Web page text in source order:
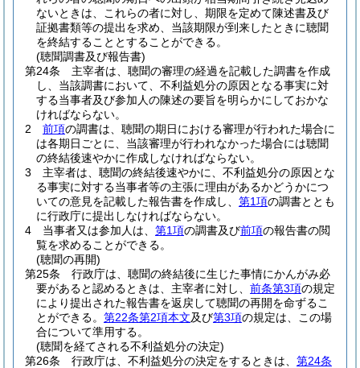
ないときは、これらの者に対し、期限を定めて陳述書及び
証拠書類等の提出を求め、当該期限が到来したときに聴聞
を終結することとすることができる。
(聴聞調書及び報告書)
第24条
主宰者は、聴聞の審理の経過を記載した調書を作成
し、当該調書において、不利益処分の原因となる事実に対
する当事者及び参加人の陳述の要旨を明らかにしておかな
ければならない。
2
前項の調書は、聴聞の期日における審理が行われた場合に
は各期日ごとに、当該審理が行われなかった場合には聴聞
の終結後速やかに作成しなければならない。
3
主宰者は、聴聞の終結後速やかに、不利益処分の原因とな
る事実に対する当事者等の主張に理由があるかどうかにつ
いての意見を記載した報告書を作成し、 第1項の調書ととも
に行政庁に提出しなければならない。
4
当事者又は参加人は、 第1項の調書及び前項の報告書の閲
覧を求めることができる。
(聴聞の再開)
第25条
行政庁は、聴聞の終結後に生じた事情にかんがみ必
要があると認めるときは、主宰者に対し、 前条第3項の規定
により提出された報告書を返戻して聴聞の再開を命ずるこ
とができる。 第22条第2項本文及び第3項の規定は、この場
合について準用する。
(聴聞を経てされる不利益処分の決定)
第26条
行政庁は、不利益処分の決定をするときは、 第24条